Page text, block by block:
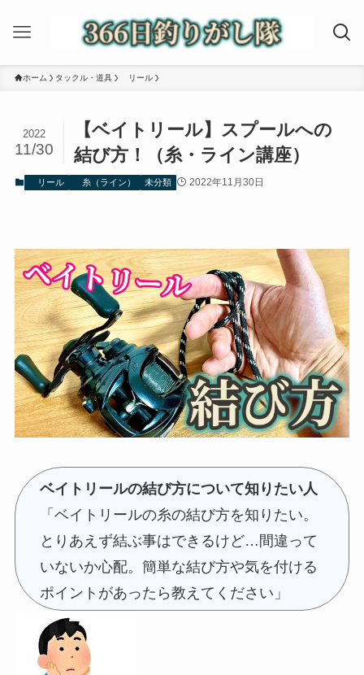
ホーム タックル・道具 リール
【ベイトリール】スプールへの
結び方！（糸・ライン講座）
2022
11/30
リール 糸（ライン） 未分類 2022年11月30日
ベイトリールの結び方について知りたい人
「ベイトリールの糸の結び方を知りたい。
とりあえず結ぶ事はできるけど…間違って
いないか心配。簡単な結び方や気を付ける
ポイントがあったら教えてください」